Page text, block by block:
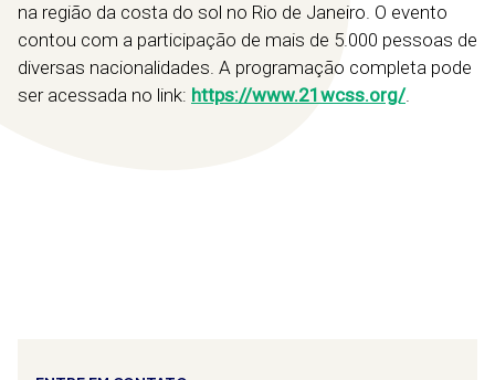
na região da costa do sol no Rio de Janeiro. O evento
contou com a participação de mais de 5.000 pessoas de
diversas nacionalidades. A programação completa pode
ser acessada no link: https://www.21wcss.org/.